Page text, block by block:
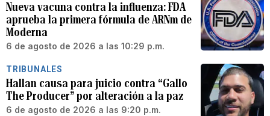
Nueva vacuna contra la influenza: FDA
aprueba la primera fórmula de ARNm de
Moderna
6 de agosto de 2026 a las 10:29 p.m.
TRIBUNALES
Hallan causa para juicio contra “Gallo
The Producer” por alteración a la paz
6 de agosto de 2026 a las 9:20 p.m.